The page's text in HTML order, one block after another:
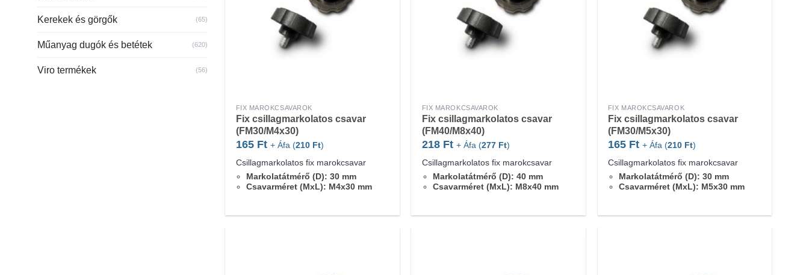
Kerekek és görgők (65)
Műanyag dugók és betétek (620)
Viro termékek (56)
FIX MAROKCSAVAROK
Fix csillagmarkolatos csavar
(FM30/M4x30)
165 Ft + Áfa (210 Ft)
Csillagmarkolatos fix marokcsavar
Markolatátmérő (D): 30 mm
Csavarméret (MxL): M4x30 mm
FIX MAROKCSAVAROK
Fix csillagmarkolatos csavar
(FM40/M8x40)
218 Ft + Áfa (277 Ft)
Csillagmarkolatos fix marokcsavar
Markolatátmérő (D): 40 mm
Csavarméret (MxL): M8x40 mm
FIX MAROKCSAVAROK
Fix csillagmarkolatos csavar
(FM30/M5x30)
165 Ft + Áfa (210 Ft)
Csillagmarkolatos fix marokcsavar
Markolatátmérő (D): 30 mm
Csavarméret (MxL): M5x30 mm